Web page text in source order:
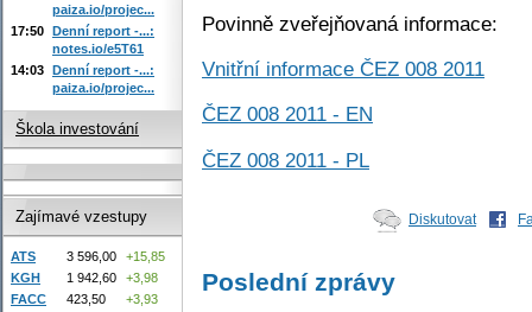
Povinně zveřejňovaná informace:
Vnitřní informace ČEZ 008 2011
ČEZ 008 2011 - EN
ČEZ 008 2011 - PL
Diskutovat
Poslední zprávy
paiza.io/projec...
17:50 Denní report -...:
notes.io/e5T61
14:03 Denní report -...:
paiza.io/projec...
Škola investování
Zajímavé vzestupy
ATS 3 596,00
+15,85
KGH
1 942,60
+3,98
FACC
423,50
+3,93